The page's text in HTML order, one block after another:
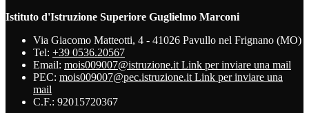
Istituto d'Istruzione Superiore Guglielmo Marconi
Via Giacomo Matteotti, 4 - 41026 Pavullo nel Frignano (MO)
Tel: +39 0536.20567
Email: mois009007@istruzione.it Link per inviare una mail
PEC: mois009007@pec.istruzione.it Link per inviare una
mail
C.F.: 92015720367